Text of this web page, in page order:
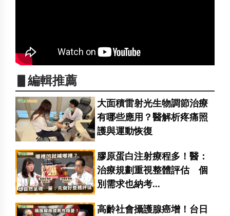
▋編輯推薦
大面積雷射光生物調節治療
有哪些應用？醫解析疼痛照
護與運動恢復
膠原蛋白注射療程多！醫：
治療規劃重視整體評估 個
別需求也納考...
高齡社會攝護腺癌增！台日